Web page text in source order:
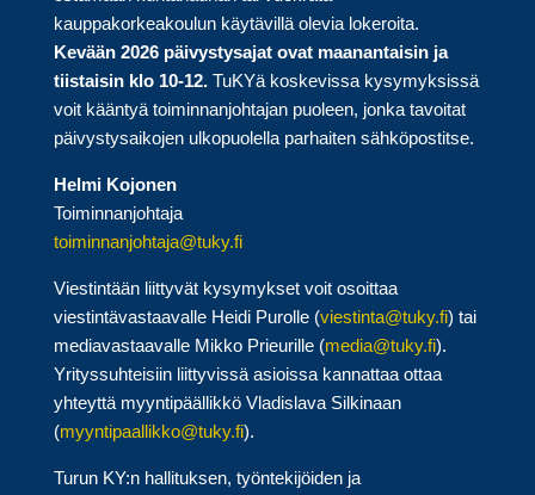
kauppakorkeakoulun käytävillä olevia lokeroita.
Kevään 2026päivystysajat ovat maanantaisin ja
tiistaisin klo 10-12.TuKYä koskevissa kysymyksissä
voit kääntyä toiminnanjohtajan puoleen, jonka tavoitat
päivystysaikojen ulkopuolella parhaiten sähköpostitse.
Helmi Kojonen
Toiminnanjohtaja
toiminnanjohtaja@tuky.fi
Viestintään liittyvät kysymykset voit osoittaa
viestintävastaavalle Heidi Purolle (viestinta@tuky.fi) tai
mediavastaavalle Mikko Prieurille (media@tuky.fi).
Yrityssuhteisiin liittyvissä asioissa kannattaa ottaa
yhteyttä myyntipäällikkö Vladislava Silkinaan
(myyntipaallikko@tuky.fi).
Turun KY:n hallituksen, työntekijöiden ja